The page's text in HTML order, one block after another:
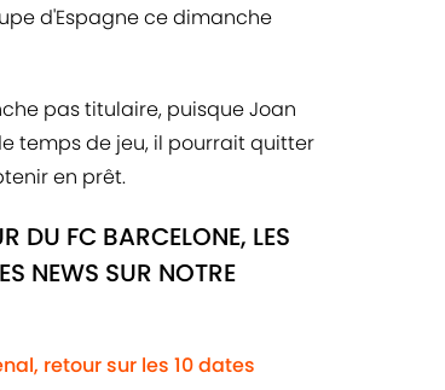
d'Espagne ce dimanche
pas titulaire, puisque Joan
temps de jeu, il pourrait quitter
en prêt.
DU FC BARCELONE, LES
NEWS SUR NOTRE
retour sur les 10 dates